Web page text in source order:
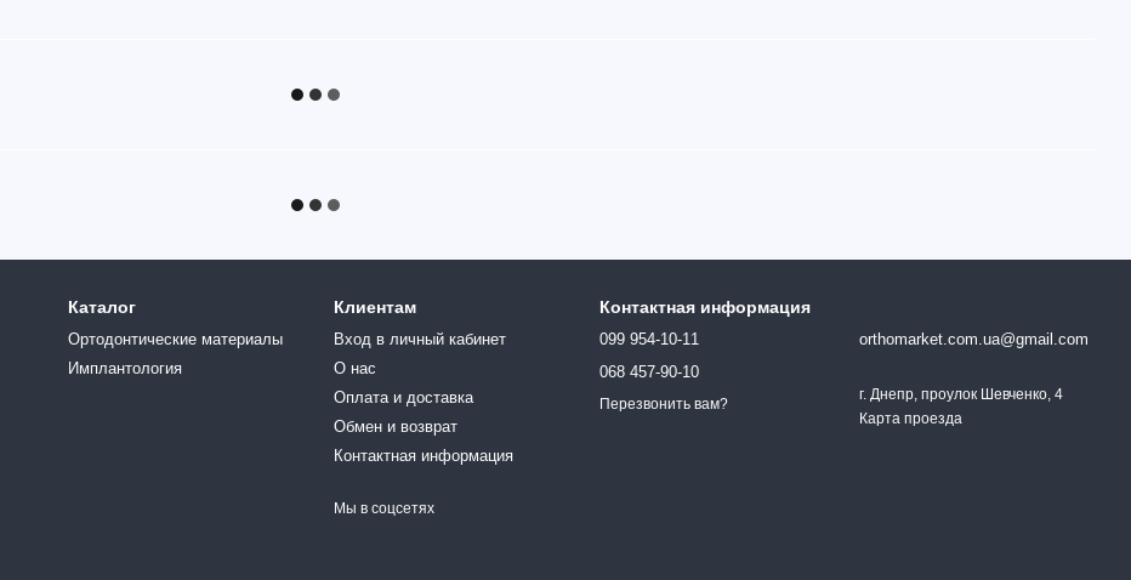
Каталог
Ортодонтические материалы
Имплантология
Клиентам
Вход в личный кабинет
О нас
Оплата и доставка
Обмен и возврат
Контактная информация
Мы в соцсетях
Контактная информация
099 954-10-11
068 457-90-10
Перезвонить вам?
orthomarket.com.ua@gmail.com
г. Днепр, проулок Шевченко, 4
Карта проезда